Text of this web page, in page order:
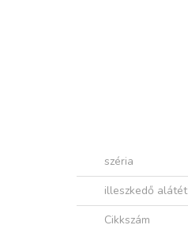
széria
illeszkedő alátét
Cikkszám